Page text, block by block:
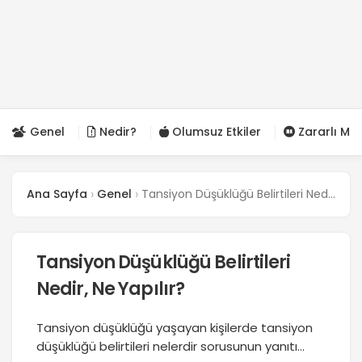
Genel Nedir? Olumsuz Etkiler Zararlı Mı?
Ana Sayfa Genel Tansiyon Düşüklüğü Belirtileri Nedir, Ne Yapılır?
Tansiyon Düşüklüğü Belirtileri
Nedir, Ne Yapılır?
Tansiyon düşüklüğü yaşayan kişilerde tansiyon
düşüklüğü belirtileri nelerdir sorusunun yanıtı